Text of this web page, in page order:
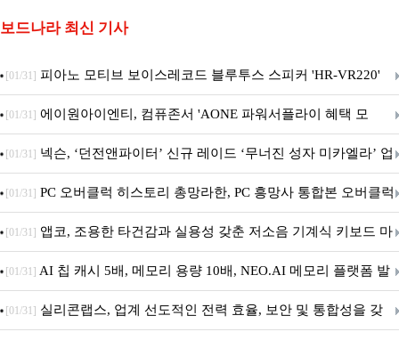
보드나라 최신 기사
[01/31] 피아노 모티브 보이스레코드 블루투스 스피커 'HR-VR220'
출시
[01/31] 에이원아이엔티, 컴퓨존서 'AONE 파워서플라이 혜택 모
음.ZIP' 이벤트 진행
[01/31] 넥슨, ‘던전앤파이터’ 신규 레이드 ‘무너진 성자 미카엘라’ 업
데이트!
[01/31] PC 오버클럭 히스토리 총망라한, PC 흥망사 통합본 오버클럭
특집(1-4편)
[01/31] 앱코, 조용한 타건감과 실용성 갖춘 저소음 기계식 키보드 마
우스 세트 'KM580' 출시
[01/31] AI 칩 캐시 5배, 메모리 용량 10배, NEO.AI 메모리 플랫폼 발
표
[01/31] 실리콘랩스, 업계 선도적인 전력 효율, 보안 및 통합성을 갖